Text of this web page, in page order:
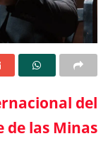
del
de las Minas